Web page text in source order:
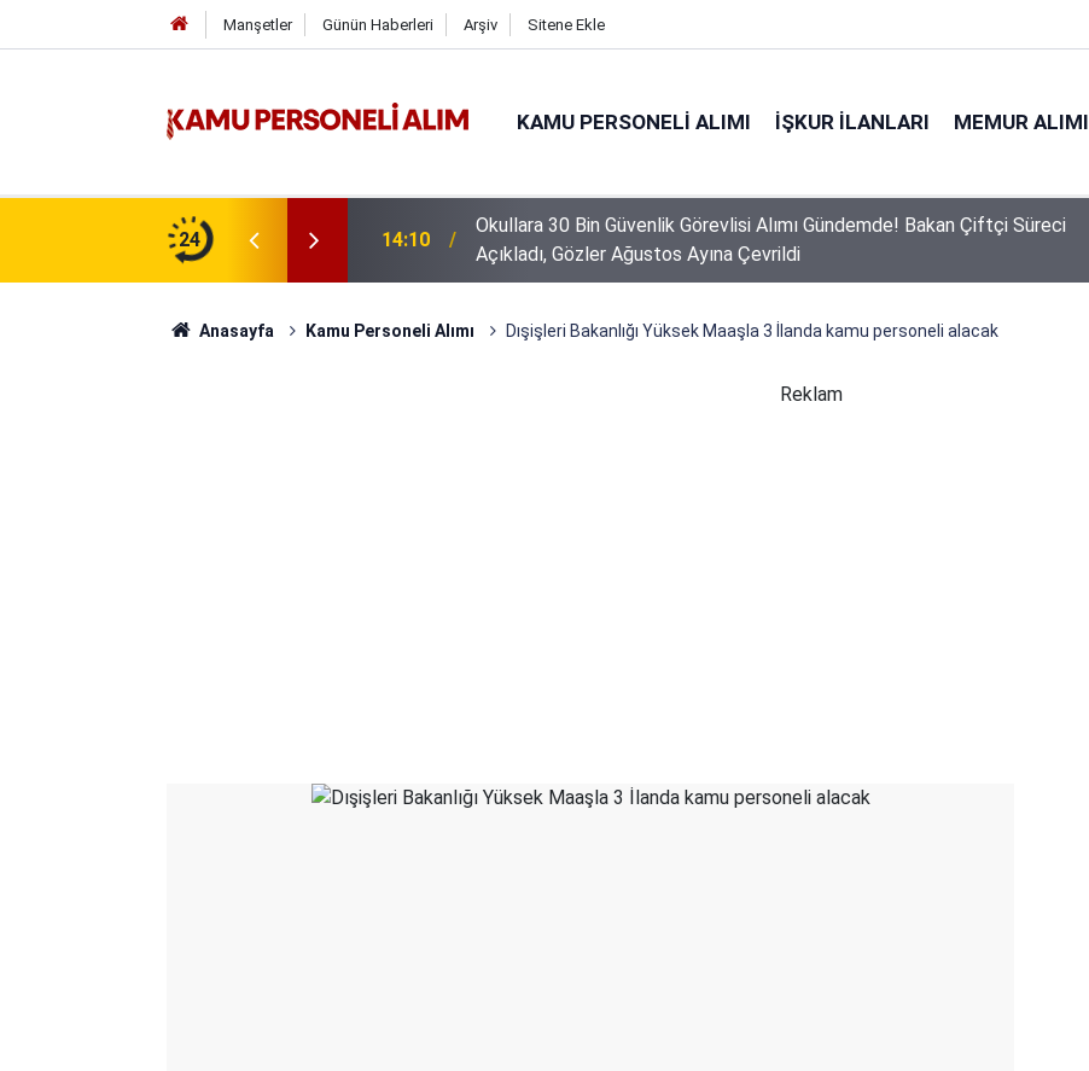
Manşetler Günün Haberleri Arşiv Sitene Ekle
KAMU PERSONELI ALIMI İŞKUR İLANLARI MEMUR ALIMI
24
Gündemde! Bakan Çiftçi Süreci
16:44 GSB 600 Personel Alımında Başvuru Süresi Doluyor: Son Gün Yarın
Anasayfa Kamu Personeli Alımı Dışişleri Bakanlığı Yüksek Maaşla 3 İlanda kamu personeli alacak
Reklam